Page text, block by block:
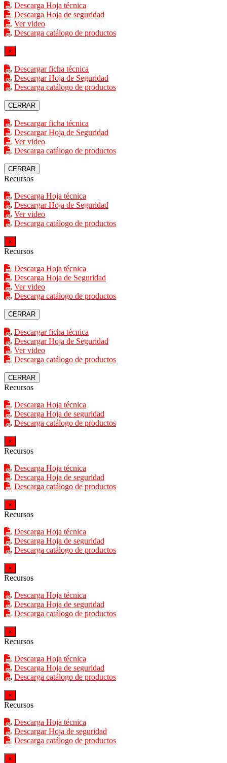
Descarga Hoja técnica
Descarga Hoja de seguridad
Ver video
Descarga catálogo de productos
×
Descargar ficha técnica
Descargar Hoja de Seguridad
Descarga catálogo de productos
CERRAR
Descargar ficha técnica
Descargar Hoja de Seguridad
Ver video
Descarga catálogo de productos
CERRAR
Recursos
Descarga Hoja técnica
Descargar Hoja de Seguridad
Ver video
Descarga catálogo de productos
×
Recursos
Descarga Hoja técnica
Descarga Hoja de Seguridad
Ver video
Descarga catálogo de productos
CERRAR
Descargar ficha técnica
Descargar Hoja de Seguridad
Ver video
Descarga catálogo de productos
CERRAR
Recursos
Descarga Hoja técnica
Descarga Hoja de seguridad
Descarga catálogo de productos
×
Recursos
Descarga Hoja técnica
Descarga Hoja de seguridad
Descarga catálogo de productos
×
Recursos
Descarga Hoja técnica
Descarga Hoja de seguridad
Descarga catálogo de productos
×
Recursos
Descarga Hoja técnica
Descarga Hoja de seguridad
Descarga catálogo de productos
×
Recursos
Descarga Hoja técnica
Descarga Hoja de seguridad
Descarga catálogo de productos
×
Recursos
Descarga Hoja técnica
Descargar Hoja de seguridad
Descarga catálogo de productos
×